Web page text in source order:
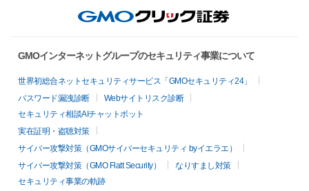
GMOインターネットグループのセキュリティ事業について
世界初総合ネットセキュリティサービス「GMOセキュリティ24」
パスワード漏洩診断
Webサイトリスク診断
セキュリティ相談AIチャットボット
実在証明・盗聴対策
サイバー攻撃対策（GMOサイバーセキュリティ byイエラエ）
サイバー攻撃対策（GMO Flatt Security）
なりすまし対策
セキュリティ事業の軌跡